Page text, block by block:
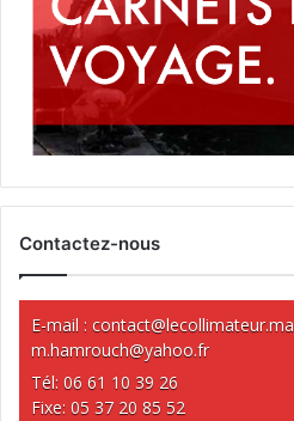
Contactez-nous
E-mail : contact@lecollimateur.ma
m.hamrouch@yahoo.fr
Tél: 06 61 10 39 26
Fixe: 05 37 20 85 52